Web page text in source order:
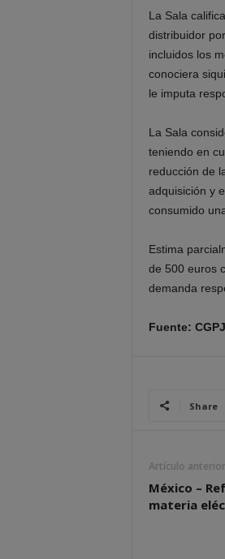
L a Sala califica
distribuidor
incluidos los
conociera
le imputa
La Sala
teniendo en
reducción de
adquisición y
consumido
Estima
de 500 euros
demanda
Fuente: CGPJ
Share
Artículo anterior
México –
materia